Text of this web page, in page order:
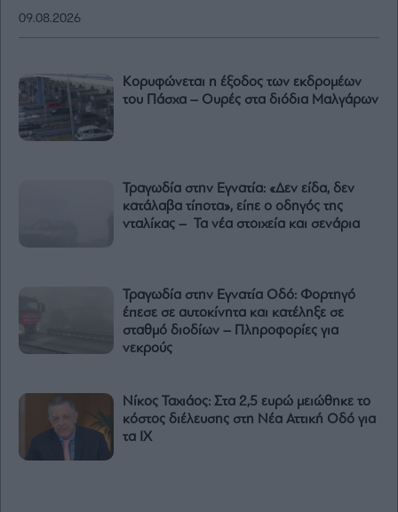
09.08.2026
Κορυφώνεται η έξοδος των εκδρομέων
του Πάσχα – Ουρές στα διόδια Μαλγάρων
Τραγωδία στην Εγνατία: «Δεν είδα, δεν
κατάλαβα τίποτα», είπε ο οδηγός της
νταλίκας – Τα νέα στοιχεία και σενάρια
Τραγωδία στην Εγνατία Οδό: Φορτηγό
έπεσε σε αυτοκίνητα και κατέληξε σε
σταθμό διοδίων – Πληροφορίες για
νεκρούς
Νίκος Ταχιάος: Στα 2,5 ευρώ μειώθηκε το
κόστος διέλευσης στη Νέα Αττική Οδό για
τα ΙΧ